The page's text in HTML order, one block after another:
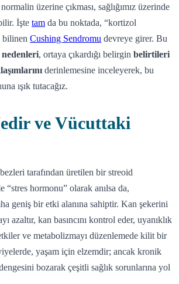
üzerine çıkması, sağlığımız üzerinde
İşte tam da bu noktada, “kortizol
bilinen Cushing Sendromu devreye girer. Bu
nedenleri, ortaya çıkardığı belirgin belirtileri
derinlemesine inceleyerek, bu
ışık tutacağız.
ve Vücuttaki
tarafından üretilen bir streoid
hormonu” olarak anılsa da,
geniş bir etki alanına sahiptir. Kan şekerini
azaltır, kan basıncını kontrol eder, uyanıklık
ve metabolizmayı düzenlemede kilit bir
yaşam için elzemdir; ancak kronik
bozarak çeşitli sağlık sorunlarına yol